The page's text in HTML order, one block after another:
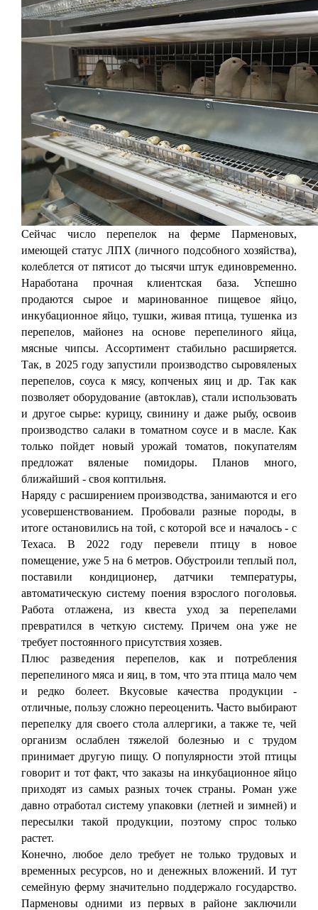
Сейчас число перепелок на ферме Парменовых,
имеющей статус ЛПХ (личного подсобного хозяйства),
колеблется от пятисот до тысячи штук единовременно.
Наработана прочная клиентская база. Успешно
продаются сырое и маринованное пищевое яйцо,
инкубационное яйцо, тушки, живая птица, тушенка из
перепелов, майонез на основе перепелиного яйца,
мясные чипсы. Ассортимент стабильно расширяется.
Так, в 2025 году запустили производство сыровяленых
перепелов, соуса к мясу, копченых яиц и др. Так как
позволяет оборудование (автоклав), стали использовать
и другое сырье: курицу, свинину и даже рыбу, освоив
производство салаки в томатном соусе и в масле. Как
только пойдет новый урожай томатов, покупателям
предложат вяленые помидоры. Планов много,
ближайший - своя коптильня.
Наряду с расширением производства, занимаются и его
усовершенствованием. Пробовали разные породы, в
итоге остановились на той, с которой все и началось - с
Техаса. В 2022 году перевели птицу в новое
помещение, уже 5 на 6 метров. Обустроили теплый пол,
поставили кондиционер, датчики температуры,
автоматическую систему поения взрослого поголовья.
Работа отлажена, из квеста уход за перепелами
превратился в четкую систему. Причем она уже не
требует постоянного присутствия хозяев.
Плюс разведения перепелов, как и потребления
перепелиного мяса и яиц, в том, что эта птица мало чем
и редко болеет. Вкусовые качества продукции -
отличные, пользу сложно переоценить. Часто выбирают
перепелку для своего стола аллергики, а также те, чей
организм ослаблен тяжелой болезнью и с трудом
принимает другую пищу. О популярности этой птицы
говорит и тот факт, что заказы на инкубационное яйцо
приходят из самых разных точек страны. Роман уже
давно отработал систему упаковки (летней и зимней) и
пересылки такой продукции, поэтому спрос только
растет.
Конечно, любое дело требует не только трудовых и
временных ресурсов, но и денежных вложений. И тут
семейную ферму значительно поддержало государство.
Парменовы одними из первых в районе заключили